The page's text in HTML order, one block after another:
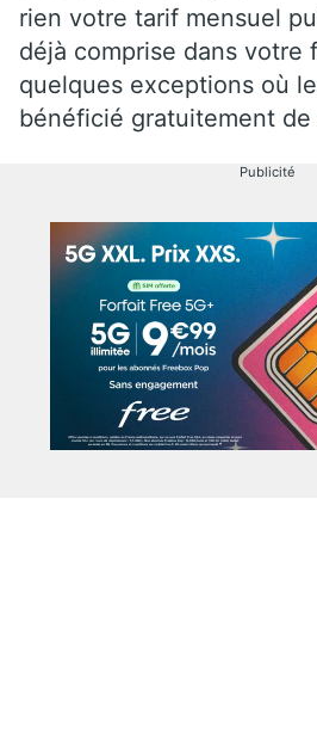
rien votre tarif mensuel
déjà comprise dans votre
quelques exceptions où
bénéficié gratuitement de
Publicité